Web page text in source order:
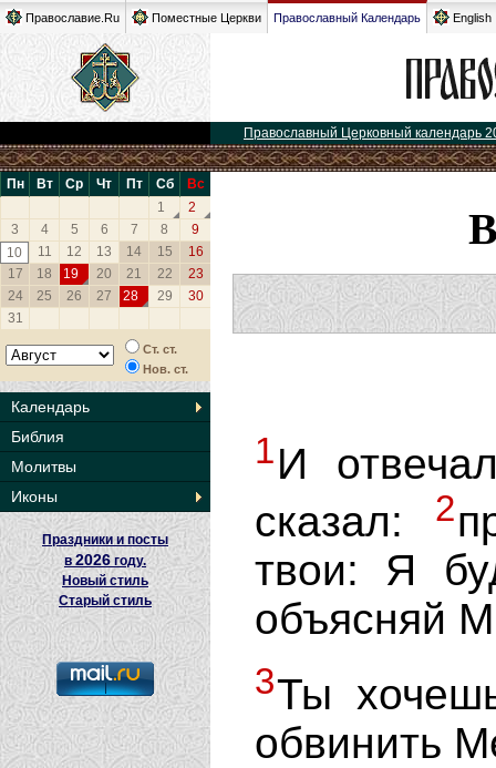
Православие.Ru Поместные Церкви Православный Календарь English
Православный Церковный календарь
Пн Вт Ср Чт Пт Сб
Вс
1
2
3
4 5 6 7 8
9
10
11 12 13 14 15
16
17
18 19 20 21 22
23
24
25 26 27 28 29
30
31
Ст. ст.
Нов. ст.
Календарь
Библия
Молитвы
Иконы
Праздники и посты
в2026 году.
Новый стиль
Старый стиль
1И
сказал:
2
твои: Я
объясняй
3Ты
обвинить